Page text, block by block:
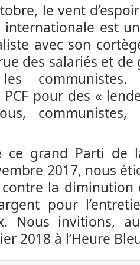
le vent
est
avec son
des salariés et de
les
pour des «
ce grand Parti de
2017, nous
la diminution
pour
Nous invitions,
2018 à l’Heure